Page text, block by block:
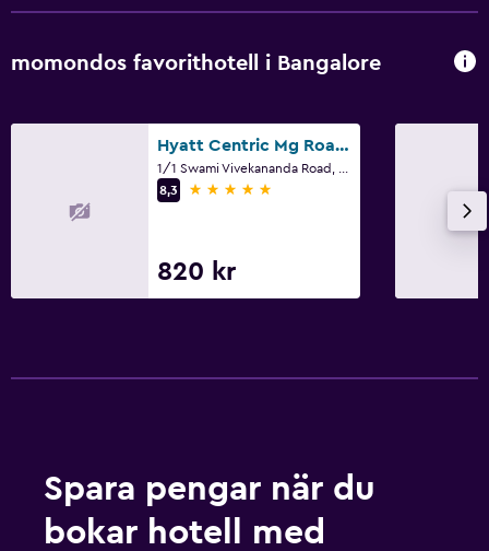
momondos favorithotell i Bangalore
Hyatt Centric Mg Road Bangalore
8,3
5 stjärnor
820 kr
Spara pengar när du
bokar hotell med